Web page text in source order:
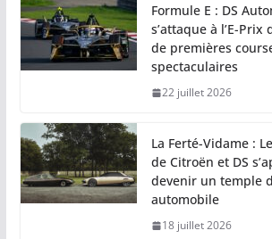
Formule E : DS
s’attaque à l’E-Prix
de premières
spectaculaires
22 juillet 2026
La Ferté-Vidame :
de Citroën et DS
devenir un temple
automobile
18 juillet 2026